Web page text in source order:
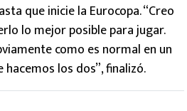
que inicie la Eurocopa. “Creo
lo mejor posible para jugar.
como es normal en un
los dos”, finalizó.